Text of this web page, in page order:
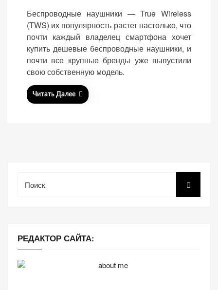
s
t
e
d
o
n
Беспроводные наушники — True Wireless
(TWS) их популярность растет настолько, что
почти каждый владелец смартфона хочет
купить дешевые беспроводные наушники, и
почти все крупные бренды уже выпустили
свою собственную модель.
Читать Далее
РЕДАКТОР САЙТА:
«Принять
все»
«Настройки
cookie»
Обязательные
(технические)
функционирования
Функциональные
Обеспечивают
работу сайта. Если